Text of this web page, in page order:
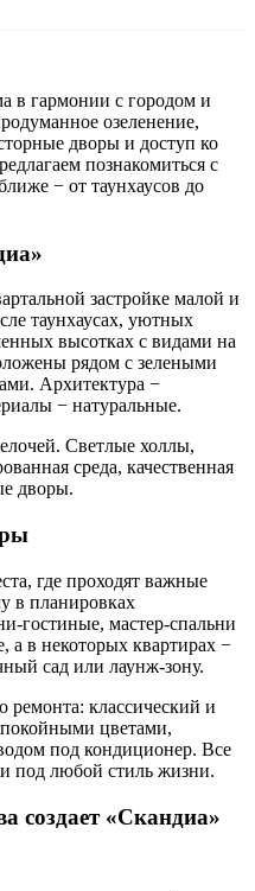
в гармонии с городом и
озеленение,
дворы и доступ ко
познакомиться с
− от таунхаусов до
застройке малой и
таунхаусах, уютных
высотках с видами на
рядом с зелеными
Архитектура −
− натуральные.
Светлые холлы,
среда, качественная
дворы.
где проходят важные
в планировках
гостиные, мастер-спальни
а в некоторых квартирах −
сад или лаунж-зону.
ремонта: классический и
цветами,
под кондиционер. Все
под любой стиль жизни.
создает «Скандиа»